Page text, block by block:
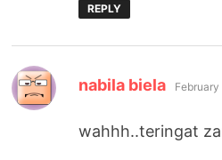
REPLY
nabila biela says:
wahhh..teringat